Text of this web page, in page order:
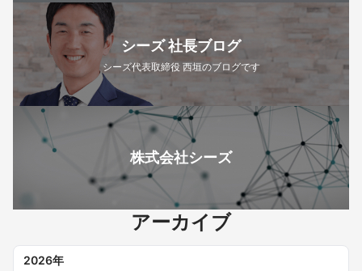
シーズ 社長ブログ
シーズ代表取締役 西垣のブログです
株式会社シーズ
アーカイブ
2026年